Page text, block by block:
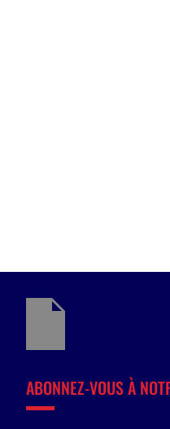
ABONNEZ-VOUS À